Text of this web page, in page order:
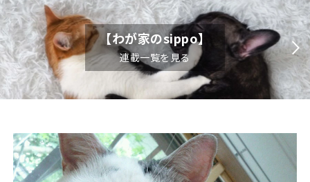
【わが家のsippo】
連載一覧を見る